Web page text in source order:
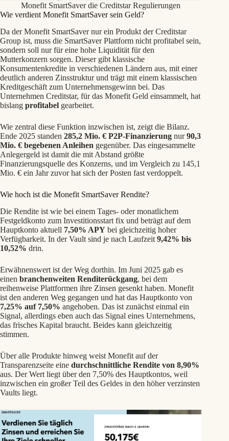
Monefit SmartSaver die Creditstar Regulierungen
Wie verdient Monefit SmartSaver sein Geld?
Da der Monefit SmartSaver nur ein Produkt der Creditstar
Group ist, muss die SmartSaver Plattform nicht profitabel sein,
sondern soll nur für eine hohe Liquidität für den
Mutterkonzern sorgen. Dieser gibt klassische
Konsumentenkredite in verschiedenen Ländern aus, mit einer
deutlich anderen Zinsstruktur und trägt mit einem klassischen
Kreditgeschäft zum Unternehmensgewinn bei. Das
Unternehmen Creditstar, für das Monefit Geld einsammelt, hat
bislang profitabel gearbeitet.
Wie zentral diese Funktion inzwischen ist, zeigt die Bilanz.
Ende 2025 standen 285,2 Mio. € P2P-Finanzierung nur90,3
Mio. € begebenen Anleihen gegenüber. Das eingesammelte
Anlegergeld ist damit die mit Abstand größte
Finanzierungsquelle des Konzerns, und im Vergleich zu 145,1
Mio. € ein Jahr zuvor hat sich der Posten fast verdoppelt.
Wie hoch ist die Monefit SmartSaver Rendite?
Die Rendite ist wie bei einem Tages- oder monatlichem
Festgeldkonto zum Investitionsstart fix und beträgt auf dem
Hauptkonto aktuell 7,50% APY bei gleichzeitig hoher
Verfügbarkeit. In der Vault sind je nach Laufzeit 9,42% bis
10,52% drin.
Erwähnenswert ist der Weg dorthin. Im Juni 2025 gab es
einen branchenweiten Renditerückgang, bei dem
reihenweise Plattformen ihre Zinsen gesenkt haben. Monefit
ist den anderen Weg gegangen und hat das Hauptkonto von
7,25% auf 7,50% angehoben. Das ist zunächst einmal ein
Signal, allerdings eben auch das Signal eines Unternehmens,
das frisches Kapital braucht. Beides kann gleichzeitig
stimmen.
Über alle Produkte hinweg weist Monefit auf der
Transparenzseite eine durchschnittliche Rendite von 8,90%
aus. Der Wert liegt über den 7,50% des Hauptkontos, weil
inzwischen ein großer Teil des Geldes in den höher verzinsten
Vaults liegt.